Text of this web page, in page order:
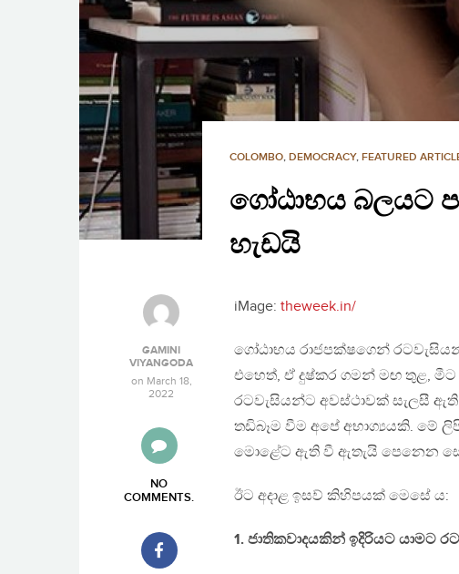
COLOMBO, DEMOCRACY, FEATURED
ගෝඨාභය බලයට
හැඩයි
GAMINI
VIYANGODA
on March 18,
2022
NO
COMMENTS.
iMage: theweek.in/
ගෝඨාභය රාජපක්ෂගෙන්
එහෙත්, ඒ දුෂ්කර ගමන් මඟ තුළ,
රටවැසියන්ට අවස්ථාවක් සැලසී
තඩිබෑම වීම අපේ අභාග්‍යයකි. මේ
මොළේට ඇති වී ඇතැයි පෙනෙන
ඊට අදාළ ඉසව් කිහිපයක් මෙසේ ය:
1. ජාතිකවාදයකින් ඉදිරියට යාමට